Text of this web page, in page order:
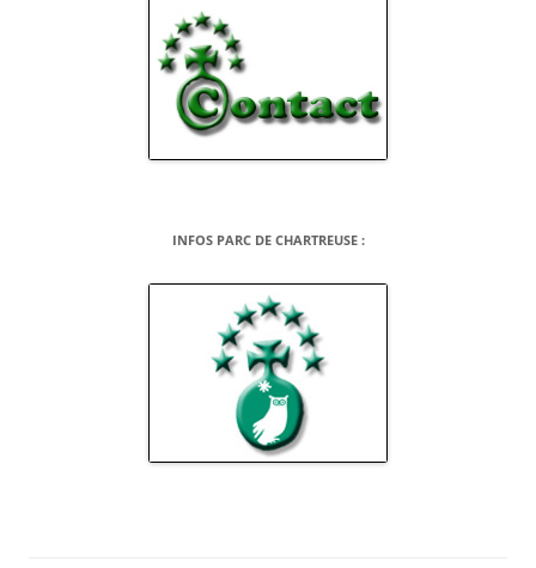
INFOS PARC DE CHARTREUSE :